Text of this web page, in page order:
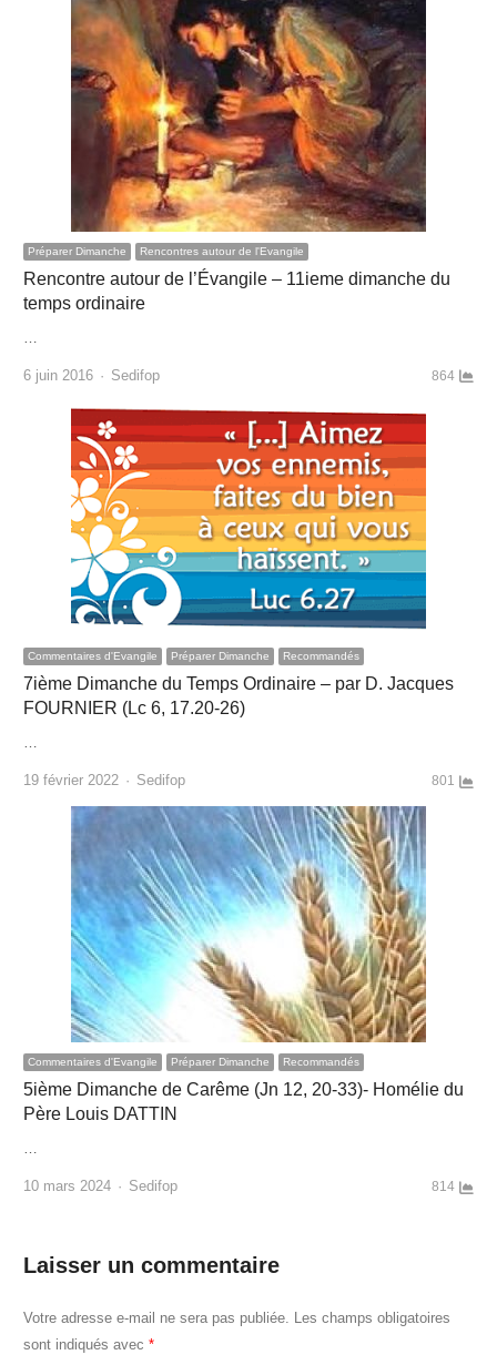
Préparer Dimanche Rencontres autour de l'Evangile
Rencontre autour de l’Évangile – 11ieme dimanche du
temps ordinaire
6 juin 2016 Author
Sedifop 864
Commentaires d'Evangile Préparer Dimanche Recommandés
7ième Dimanche du Temps Ordinaire – par D. Jacques
FOURNIER (Lc 6, 17.20-26)
…
19 février 2022 Author
Sedifop 801
Commentaires d'Evangile Préparer Dimanche Recommandés
5ième Dimanche de Carême (Jn 12, 20-33)- Homélie du
Père Louis DATTIN
…
10 mars 2024 Author
Sedifop 814
Laisser un commentaire
Votre adresse e-mail ne sera pas publiée.
Les champs obligatoires
sont indiqués avec *